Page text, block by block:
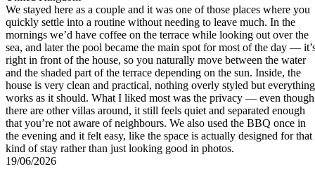
We stayed here as a couple and it was one of those places where you
quickly settle into a routine without needing to leave much. In the
mornings we’d have coffee on the terrace while looking out over the
sea, and later the pool became the main spot for most of the day —
right in front of the house, so you naturally move between the water
and the shaded part of the terrace depending on the sun. Inside, the
house is very clean and practical, nothing overly styled but everything
works as it should. What I liked most was the privacy — even though
there are other villas around, it still feels quiet and separated enough
that you’re not aware of neighbours. We also used the BBQ once in
the evening and it felt easy, like the space is actually designed for that
kind of stay rather than just looking good in photos.
19/06/2026